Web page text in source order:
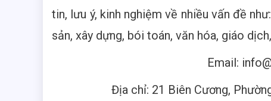
tin, lưu ý, kinh nghiệm về nhiều vấn đề
sản, xây dựng, bói toán, văn hóa, giáo
Email:
Địa chỉ: 21 Biên Cương,